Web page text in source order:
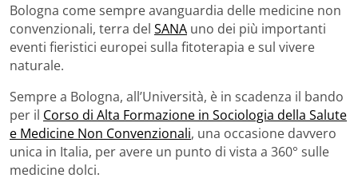
Bologna come sempre avanguardia delle medicine non
convenzionali, terra del SANA uno dei più importanti
eventi fieristici europei sulla fitoterapia e sul vivere
naturale.
Sempre a Bologna, all’Università, è in scadenza il bando
per il Corso di Alta Formazione in Sociologia della Salute
e Medicine Non Convenzionali, una occasione davvero
unica in Italia, per avere un punto di vista a 360° sulle
medicine dolci.